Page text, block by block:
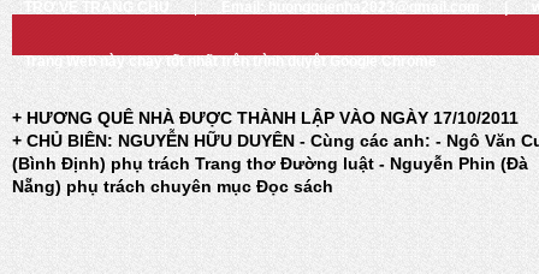
TRỞ VỀ TRANG CHỦ Email: huongquenha2023@gmail.com
Trang Web này chạy tốt nhất trên trình duyệt Google Chrome
+ HƯƠNG QUÊ NHÀ ĐƯỢC THÀNH LẬP VÀO NGÀY 17/10/2011
+ CHỦ BIÊN: NGUYỄN HỮU DUYÊN - Cùng các anh: - Ngô Văn
(Bình Định) phụ trách Trang thơ Đường luật - Nguyễn Phin (Đà
Nẵng) phụ trách chuyên mục Đọc sách